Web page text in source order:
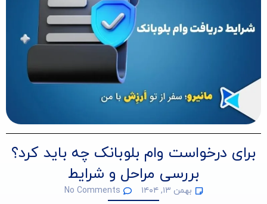
برای درخواست وام بلوبانک چه باید کرد؟
بررسی مراحل و شرایط
بهمن ۱۳, ۱۴۰۴ No Comments